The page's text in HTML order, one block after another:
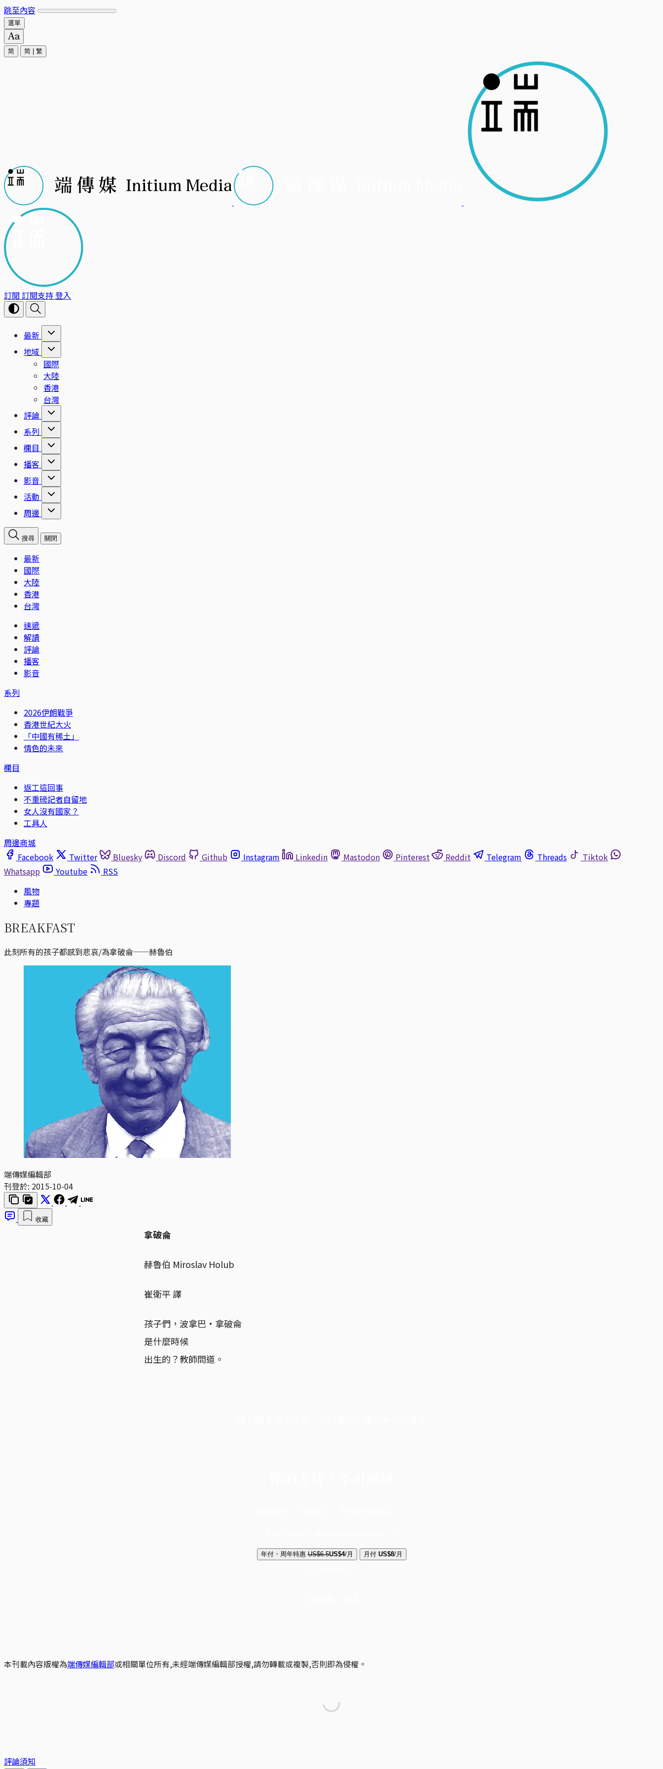
跳至內容
選單
简 简 繁
訂閱 訂閱支持登入
最新
地域
國際
大陸
香港
台灣
評論
系列
欄目
播客
影音
活動
周邊
搜尋 關閉
最新
國際
大陸
香港
台灣
速遞
解讀
評論
播客
影音
系列
2026伊朗戰爭
香港世紀大火
「中國有稀土」
情色的未來
欄目
返工這回事
不重磅記者自留地
女人沒有國家？
工具人
周邊商城
Facebook
Twitter Bluesky Discord Github Instagram Linkedin Mastodon Pinterest Reddit Telegram Threads
Tiktok
Whatsapp
Youtube
RSS
風物
專題
BREAKFAST
此刻所有的孩子都感到悲哀/為拿破侖──赫魯伯
端傳媒編輯部
刊登於: 2015-10-04
收藏
拿破侖
赫魯伯 Miroslav Holub
崔衛平 譯
孩子們，波拿巴·拿破侖
是什麼時候
出生的？教師問道。
年付・周年特惠 US$6.5US$4/月 月付 US$8/月
本刊載內容版權為端傳媒編輯部或相關單位所有,未經端傳媒編輯部授權,請勿轉載或複製,否則即為侵權。
評論須知